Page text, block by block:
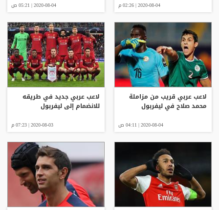
2020-08-04 | 02:26 م 2020-08-04 | 05:21 ص
لاعب عربي قريب من مزاملة
محمد صلاح في ليفربول
2020-08-04 | 04:11 ص
لاعب عربي جديد في طريقه
للانضمام إلى ليفربول
2020-08-03 | 07:23 م